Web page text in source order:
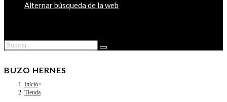
Alternar búsqueda de la web
BUZO HERNES
Inicio>
Tienda